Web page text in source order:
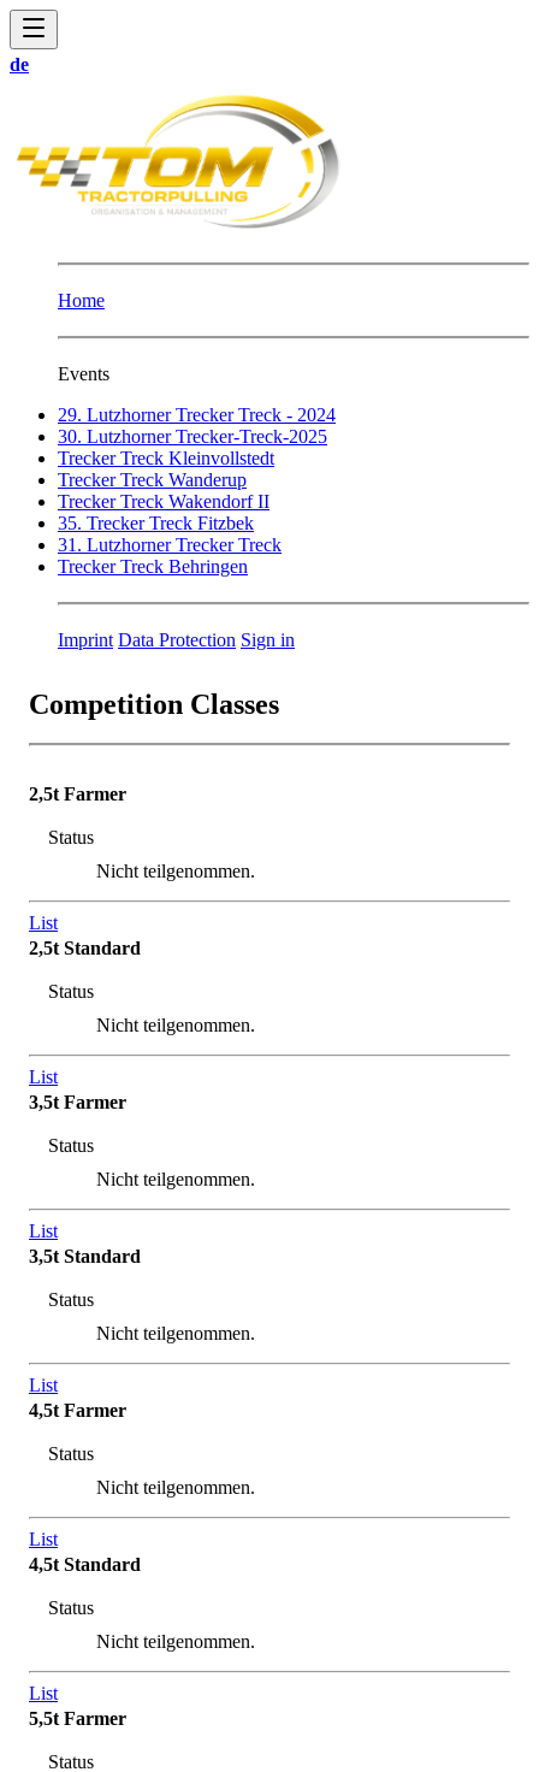
de
Home
Events
29. Lutzhorner Trecker Treck - 2024
30. Lutzhorner Trecker-Treck-2025
Trecker Treck Kleinvollstedt
Trecker Treck Wanderup
Trecker Treck Wakendorf II
35. Trecker Treck Fitzbek
31. Lutzhorner Trecker Treck
Trecker Treck Behringen
Imprint Data Protection Sign in
Competition Classes
2,5t Farmer
Status
Nicht teilgenommen.
List
2,5t Standard
Status
Nicht teilgenommen.
List
3,5t Farmer
Status
Nicht teilgenommen.
List
3,5t Standard
Status
Nicht teilgenommen.
List
4,5t Farmer
Status
Nicht teilgenommen.
List
4,5t Standard
Status
Nicht teilgenommen.
List
5,5t Farmer
Status